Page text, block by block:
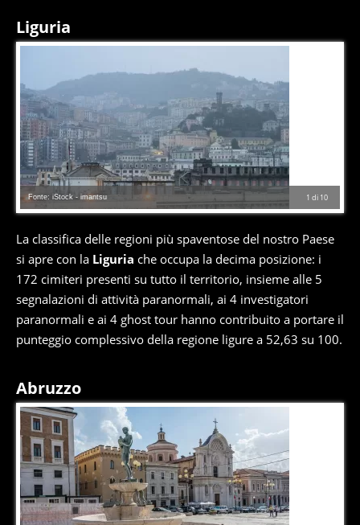
cronaca, motori, spettacolo e videogame.
Liguria
1 di 10
Fonte: iStock - imantsu
La classifica delle regioni più spaventose del nostro Paese
si apre con la Liguria che occupa la decima posizione: i
172 cimiteri presenti su tutto il territorio, insieme alle 5
segnalazioni di attività paranormali, ai 4 investigatori
paranormali e ai 4 ghost tour hanno contribuito a portare il
punteggio complessivo della regione ligure a 52,63 su 100.
Abruzzo